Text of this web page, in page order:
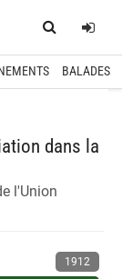
BALADES
dans la
l'Union
1912